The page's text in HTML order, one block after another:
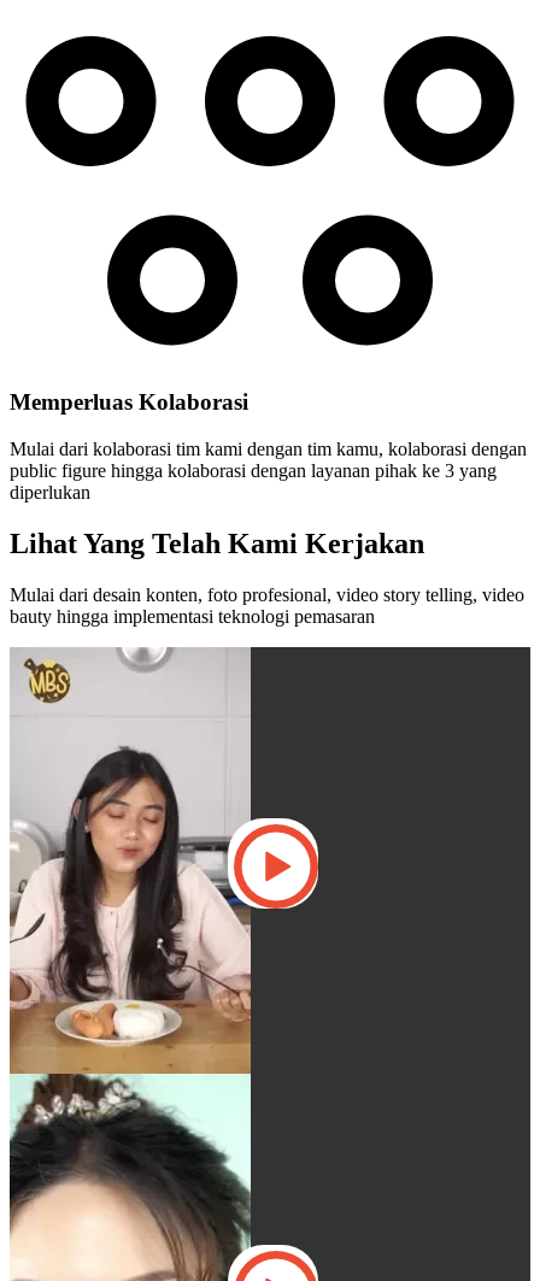
Memperluas Kolaborasi
Mulai dari kolaborasi tim kami dengan tim kamu, kolaborasi dengan
public figure hingga kolaborasi dengan layanan pihak ke 3 yang
diperlukan
Lihat Yang Telah Kami Kerjakan
Mulai dari desain konten, foto profesional, video story telling, video
bauty hingga implementasi teknologi pemasaran